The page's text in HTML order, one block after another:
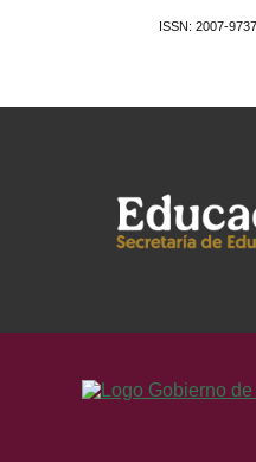
ISSN: 2007-9737